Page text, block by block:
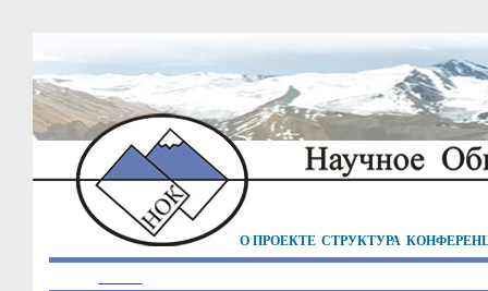
О ПРОЕКТЕ СТРУКТУРА